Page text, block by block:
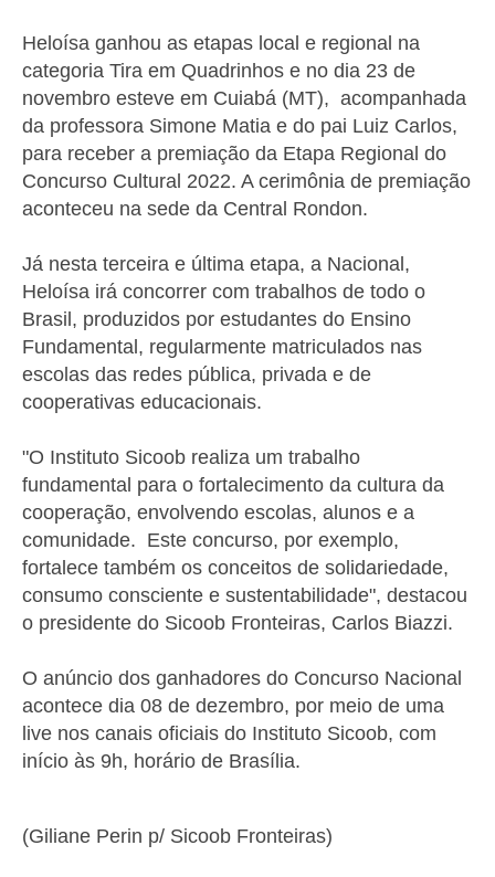
Heloísa ganhou as etapas local e regional na
categoria Tira em Quadrinhos e no dia 23 de
novembro esteve em Cuiabá (MT), acompanhada
da professora Simone Matia e do pai Luiz Carlos,
para receber a premiação da Etapa Regional do
Concurso Cultural 2022. A cerimônia de premiação
aconteceu na sede da Central Rondon.
Já nesta terceira e última etapa, a Nacional,
Heloísa irá concorrer com trabalhos de todo o
Brasil, produzidos por estudantes do Ensino
Fundamental, regularmente matriculados nas
escolas das redes pública, privada e de
cooperativas educacionais.
"O Instituto Sicoob realiza um trabalho
fundamental para o fortalecimento da cultura da
cooperação, envolvendo escolas, alunos e a
comunidade. Este concurso, por exemplo,
fortalece também os conceitos de solidariedade,
consumo consciente e sustentabilidade", destacou
o presidente do Sicoob Fronteiras, Carlos Biazzi.
O anúncio dos ganhadores do Concurso Nacional
acontece dia 08 de dezembro, por meio de uma
live nos canais oficiais do Instituto Sicoob, com
início às 9h, horário de Brasília.
(Giliane Perin p/ Sicoob Fronteiras)